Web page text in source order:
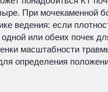
При мочекаменной
ведения: если
или обеих почек
масштабности
определения